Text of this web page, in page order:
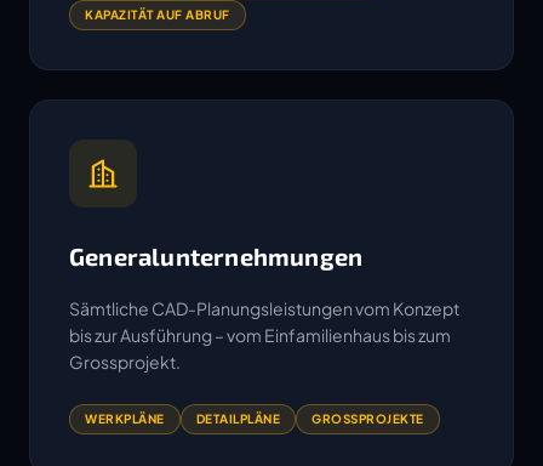
KAPAZITÄT AUF ABRUF
Generalunternehmungen
Sämtliche CAD-Planungsleistungen vom Konzept
bis zur Ausführung – vom Einfamilienhaus bis zum
Grossprojekt.
WERKPLÄNE DETAILPLÄNE GROSSPROJEKTE